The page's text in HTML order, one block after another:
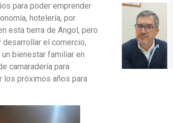
para poder emprender
hotelería, por
esta tierra de Angol, pero
el comercio,
bienestar familiar en
camaradería para
los próximos años para